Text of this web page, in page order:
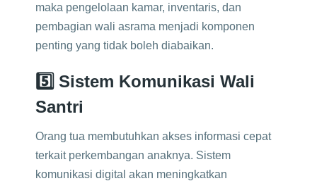
maka pengelolaan kamar, inventaris, dan
pembagian wali asrama menjadi komponen
penting yang tidak boleh diabaikan.
5️⃣ Sistem Komunikasi Wali
Santri
Orang tua membutuhkan akses informasi cepat
terkait perkembangan anaknya. Sistem
komunikasi digital akan meningkatkan